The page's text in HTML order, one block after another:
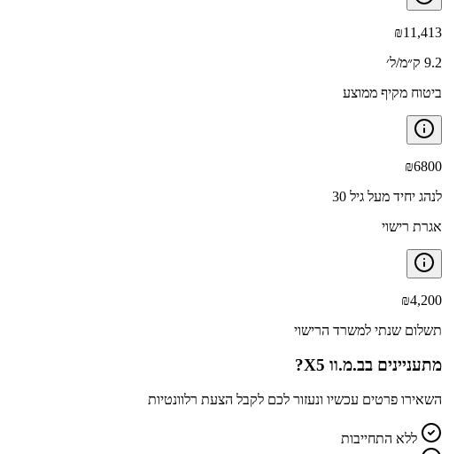
₪11,413
9.2 ק״מ/ל׳
ביטוח מקיף ממוצע
₪6800
לנהג יחיד מעל גיל 30
אגרת רישוי
₪4,200
תשלום שנתי למשרד הרישוי
מתעניינים בב.מ.וו X5 ?
השאירו פרטים עכשיו ונעזור לכם לקבל הצעת רלוונטיות
ללא התחייבות